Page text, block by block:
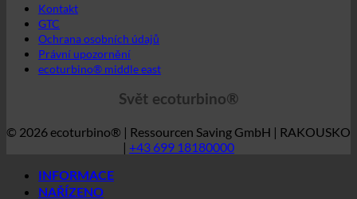
GTC
Ochrana osobních údajů
Právní upozornění
ecoturbino® middle east
+43 699 18180000
NAŘÍZENO